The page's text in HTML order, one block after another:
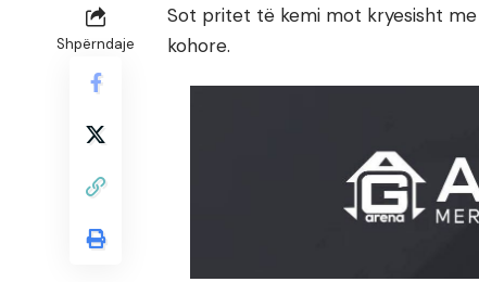
Shpërndaje
Sot pritet të kemi mot kryesisht
kohore.